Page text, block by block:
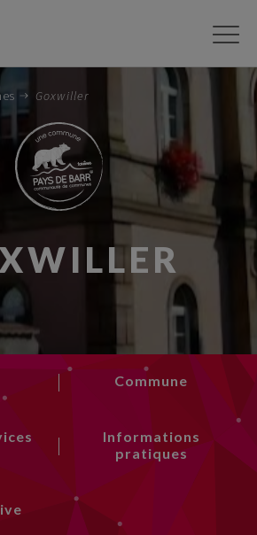
Goxwiller
Commune
Informations
pratiques